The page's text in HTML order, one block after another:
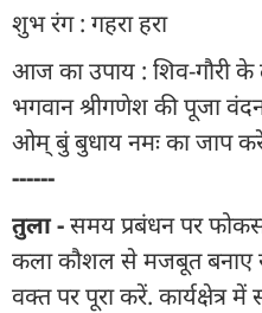
शुभ रंग : गहरा हरा
आज का उपाय : शिव-गौरी
भगवान श्रीगणेश की पूजा
ओम् बुं बुधाय नमः का जाप
------
तुला -समय प्रबंधन पर
कला कौशल से मजबूत बनाए
वक्त पर पूरा करें. कार्यक्षेत्र में